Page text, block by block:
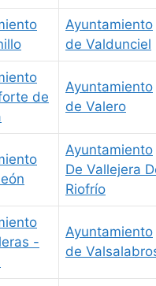
Ayuntamiento
de Valdunciel
de
Ayuntamiento
de Valero
Ayuntamiento
De Vallejera
Riofrío
-
Ayuntamiento
de